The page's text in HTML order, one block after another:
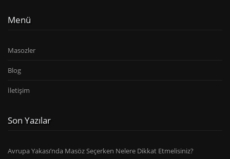
Menü
Masozler
Blog
İletişim
Son Yazılar
Avrupa Yakası’nda Masöz Seçerken Nelere Dikkat Etmelisiniz?